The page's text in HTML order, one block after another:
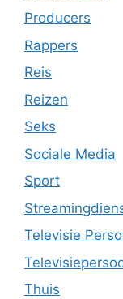
Producers
Rappers
Reis
Reizen
Seks
Sociale Media
Sport
Televisie
Thuis